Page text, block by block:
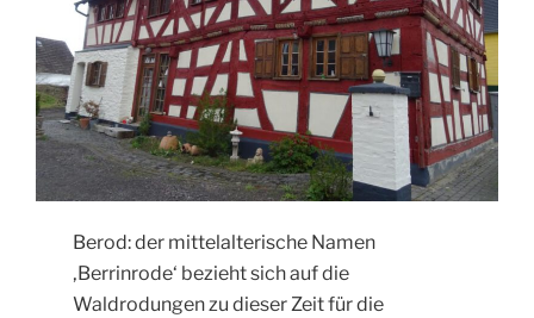
Berod: der mittelalterische Namen
‚Berrinrode‘ bezieht sich auf die
Waldrodungen zu dieser Zeit für die